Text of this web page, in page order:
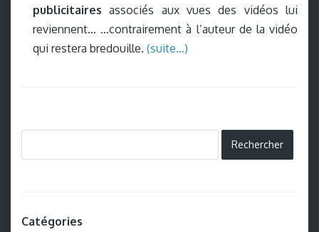
publicitaires associés aux vues des vidéos lui
reviennent… …contrairement à l’auteur de la vidéo
qui restera bredouille. (suite…)
Catégories